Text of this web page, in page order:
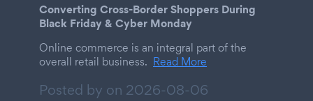
Converting Cross-Border Shoppers During
Black Friday & Cyber Monday
Online commerce is an integral part of the
overall retail business. Read More
Posted by on 2026-08-06